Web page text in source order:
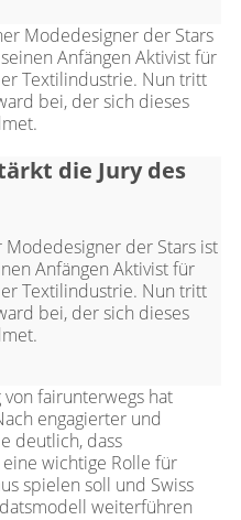
die Jury des
Modedesigner der Stars ist
Anfängen Aktivist für
Textilindustrie. Nun tritt
bei, der sich dieses